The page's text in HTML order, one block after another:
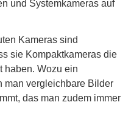
und Systemkameras auf
Kameras sind
sie Kompaktkameras die
haben. Wozu ein
man vergleichbare Bilder
das man zudem immer